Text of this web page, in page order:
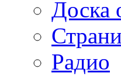
Доска
Радио